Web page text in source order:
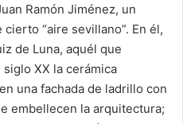
Ramón Jiménez, un
“aire sevillano”. En él,
de Luna, aquél que
XX la cerámica
una fachada de ladrillo con
embellecen la arquitectura;